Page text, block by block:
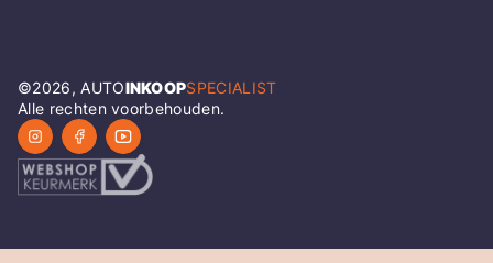
©2026, AUTOINKOOPSPECIALIST
Alle rechten voorbehouden.